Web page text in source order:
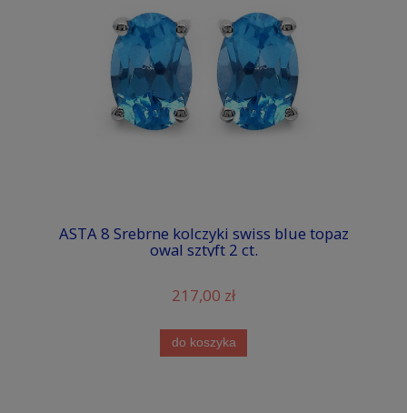
ASTA 8 Srebrne kolczyki swiss blue topaz
owal sztyft 2 ct.
217,00 zł
do koszyka